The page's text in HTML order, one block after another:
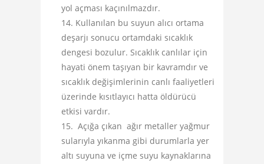
yol açması kaçınılmazdır.
Kullanılan bu suyun alıcı ortama
deşarjı sonucu ortamdaki sıcaklık
dengesi bozulur. Sıcaklık canlılar için
hayati önem taşıyan bir kavramdır ve
sıcaklık değişimlerinin canlı faaliyetleri
üzerinde kısıtlayıcı hatta öldürücü
etkisi vardır.
Açığa çıkan ağır metaller yağmur
sularıyla yıkanma gibi durumlarla yer
altı suyuna ve içme suyu kaynaklarına